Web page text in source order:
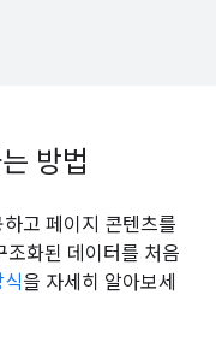
방법
고 페이지 콘텐츠를
조화된 데이터를 처음
을 자세히 알아보세